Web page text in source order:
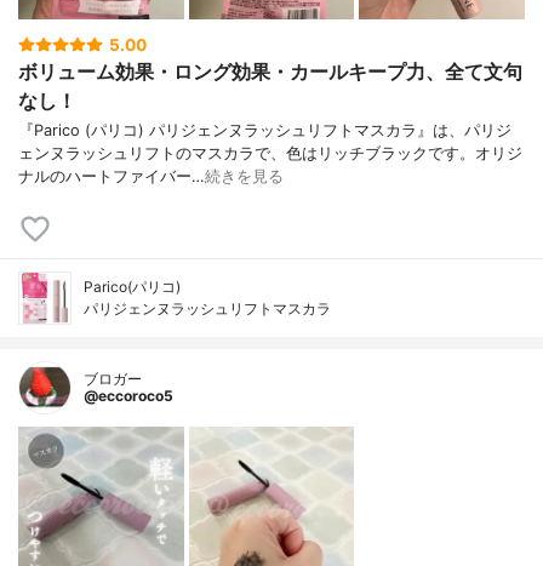
5.00
ボリューム効果・ロング効果・カールキープ力、全て文句
なし！
『Parico (パリコ) パリジェンヌラッシュリフトマスカラ』は、パリジ
ェンヌラッシュリフトのマスカラで、色はリッチブラックです。オリジ
ナルのハートファイバー…続きを見る
Parico(パリコ)
パリジェンヌラッシュリフトマスカラ
ブロガー
@eccoroco5